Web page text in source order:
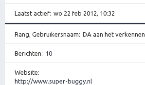
Laatst actief wo 22 feb 2012, 10:32
Rang, Gebruikersnaam DA aan het verkennen
Berichten 10
Website
http://www.super-buggy.nl